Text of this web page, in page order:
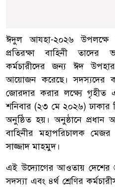
ঈদুল আযহা-২০২৬ উপলক্ষে
প্রতিরক্ষা বাহিনী তাদের
কর্মচারীদের জন্য ঈদ
আয়োজন করেছে। সদস্যদের
জোরদার করার লক্ষ্যে গৃহীত
শনিবার (২৩ মে ২০২৬) ঢাকার
অনুষ্ঠিত হয়। অনুষ্ঠানে প্রধান
বাহিনীর মহাপরিচালক
সাজ্জাদ মাহমুদ।
এই উদ্যোগের আওতায় দেশের
সদস্যা এবং ৪র্থ শ্রেণির